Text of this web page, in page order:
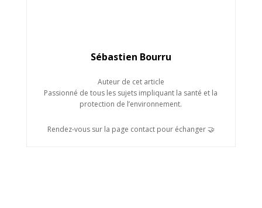
Sébastien Bourru
Auteur de cet article
Passionné de tous les sujets impliquant la santé et la
protection de l’environnement.
Rendez-vous sur la page contact pour échanger 🤝